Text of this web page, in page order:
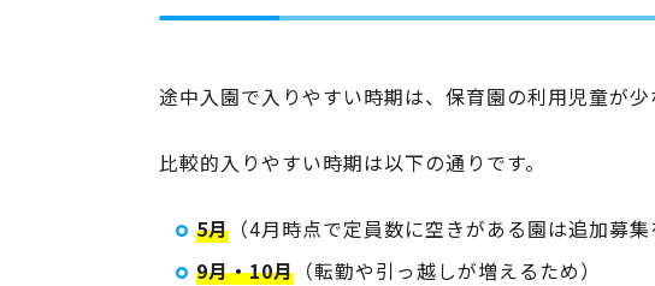
途中入園で入りやすい時期は、保育園の利用児童が少
比較的入りやすい時期は以下の通りです。
5月 （4月時点で定員数に空きがある園は追加募集
9月・10月 （転勤や引っ越しが増えるため）